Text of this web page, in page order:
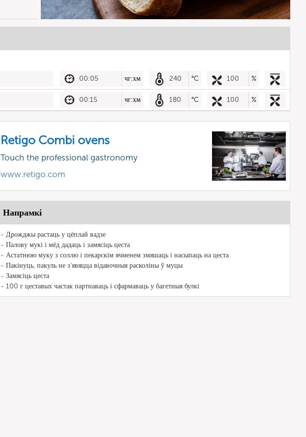
00:05 чг:хм 240 °C 100 %
00:15 чг:хм 180 °C 100 %
Retigo Combi ovens
Touch the professional gastronomy
www.retigo.com
Напрамкі
- Дрожджы растаць у цёплай вадзе
- Палову мукі і мёд дадаць і замясіць цеста
- Астатнюю муку з соллю і пекарскім ячменем змяшаць і насыпаць на цеста
- Пакінуць, пакуль не з'явяцца відавочныя расколіны ў муцы
- Замясіць цеста
- 100 г цеставых частак партнаваць і сфармаваць у багетныя булкі